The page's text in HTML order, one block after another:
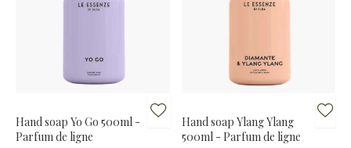
Hand soap Yo Go 500ml -
Parfum de ligne
Hand soap Ylang Ylang
500ml - Parfum de ligne